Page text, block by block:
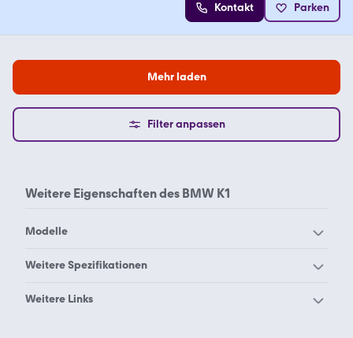
Kontakt Parken
Mehr laden
Filter anpassen
Weitere Eigenschaften des BMW K1
Modelle
BMW 1150 GS Adventure
Weitere Spezifikationen
BMW 100 RS r
Weitere Links